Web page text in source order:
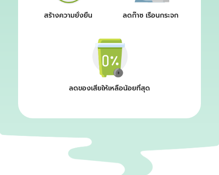
สร้างความยั่งยืน ลดก๊าซ เรือนกระจก
ลดของเสียให้เหลือน้อยที่สุด